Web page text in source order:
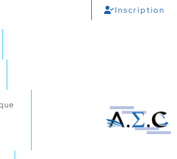
Inscription